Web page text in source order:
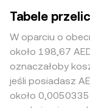
Tabele
W oparciu o
około 198,67
oznaczałoby
jeśli posiadasz
około